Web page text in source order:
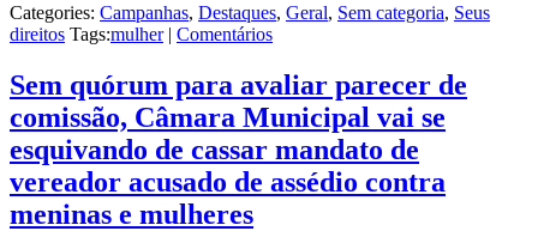
Categories: Campanhas, Destaques, Geral, Sem categoria, Seus
direitos Tags:mulher | Comentários
Sem quórum para avaliar parecer de
comissão, Câmara Municipal vai se
esquivando de cassar mandato de
vereador acusado de assédio contra
meninas e mulheres